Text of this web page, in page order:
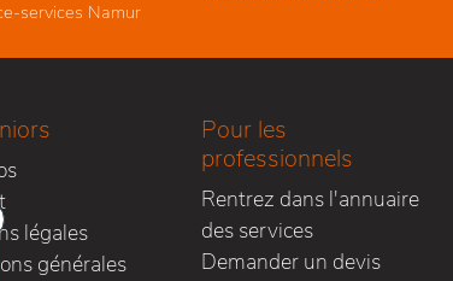
services Namur
légales
générales
Pour les
professionnels
Rentrez dans l'annuaire
des services
Demander un devis